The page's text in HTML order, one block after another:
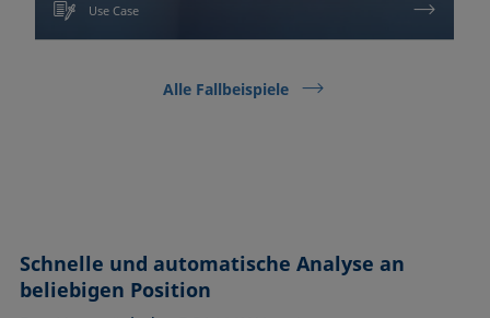
Use Case
Alle Fallbeispiele
Schnelle und automatische Analyse an
beliebigen Position